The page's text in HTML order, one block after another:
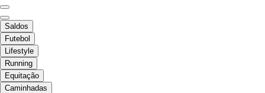
Saldos
Futebol
Lifestyle
Running
Equitação
Caminhadas